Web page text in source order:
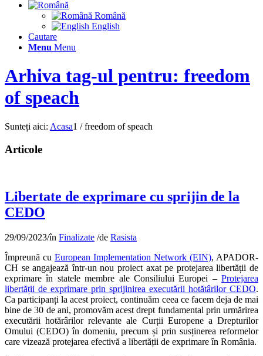
Română
English
Cautare
Menu Menu
Arhiva tag-ul pentru: freedom
of speach
Sunteți aici: Acasa1 / freedom of speach
Articole
Libertate de exprimare cu sprijin de la
CEDO
29/09/2023/în Finalizate /de Rasista
Împreună cu European Implementation Network (EIN), APADOR-
CH se angajează într-un nou proiect axat pe protejarea libertății de
exprimare în statele membre ale Consiliului Europei – Protejarea
libertății de exprimare prin sprijinirea executării hotătârilor CEDO.
Ca participanți la acest proiect, continuăm ceea ce facem deja de mai
bine de 30 de ani, promovăm acest drept fundamental prin urmărirea
executării hotărârilor relevante ale Curții Europene a Drepturilor
Omului (CEDO) în domeniu, precum și prin susținerea reformelor
care vizează protejarea efectivă a libertății de exprimare în România.